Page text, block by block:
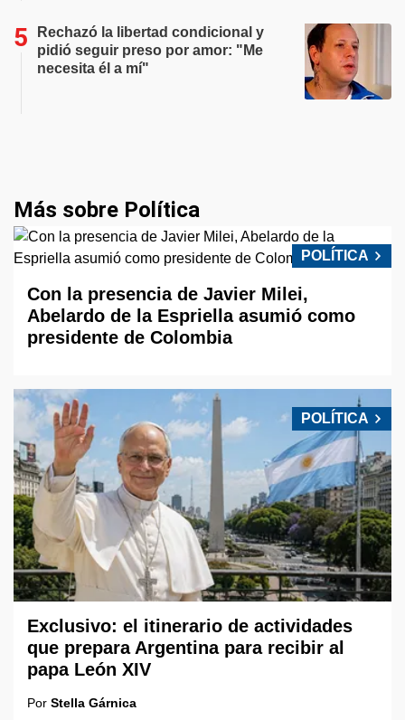
Rechazó la libertad condicional y
pidió seguir preso por amor: "Me
necesita él a mí"
Más sobre Política
POLÍTICA
Con la presencia de Javier Milei,
Abelardo de la Espriella asumió como
presidente de Colombia
POLÍTICA
Exclusivo: el itinerario de actividades
que prepara Argentina para recibir al
papa León XIV
Por Stella Gárnica